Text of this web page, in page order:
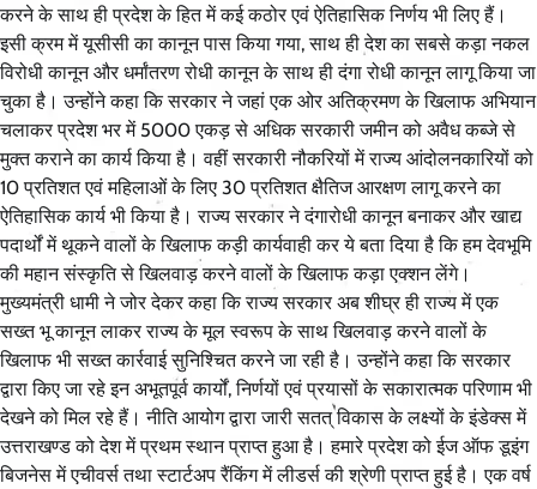
करने के साथ ही प्रदेश के हित में कई कठोर एवं ऐतिहासिक निर्णय भी लिए हैं।
इसी क्रम में यूसीसी का कानून पास किया गया, साथ ही देश का सबसे कड़ा नकल
विरोधी कानून और धर्मांतरण रोधी कानून के साथ ही दंगा रोधी कानून लागू किया जा
चुका है। उन्होंने कहा कि सरकार ने जहां एक ओर अतिक्रमण के खिलाफ अभियान
चलाकर प्रदेश भर में 5000 एकड़ से अधिक सरकारी जमीन को अवैध कब्जे से
मुक्त कराने का कार्य किया है। वहीं सरकारी नौकरियों में राज्य आंदोलनकारियों को
10 प्रतिशत एवं महिलाओं के लिए 30 प्रतिशत क्षैतिज आरक्षण लागू करने का
ऐतिहासिक कार्य भी किया है। राज्य सरकार ने दंगारोधी कानून बनाकर और खाद्य
पदार्थों में थूकने वालों के खिलाफ कड़ी कार्यवाही कर ये बता दिया है कि हम देवभूमि
की महान संस्कृति से खिलवाड़ करने वालों के खिलाफ कड़ा एक्शन लेंगे।
मुख्यमंत्री धामी ने जोर देकर कहा कि राज्य सरकार अब शीघ्र ही राज्य में एक
सख्त भू कानून लाकर राज्य के मूल स्वरूप के साथ खिलवाड़ करने वालों के
खिलाफ भी सख्त कार्रवाई सुनिश्चित करने जा रही है। उन्होंने कहा कि सरकार
द्वारा किए जा रहे इन अभूतपूर्व कार्यों, निर्णयों एवं प्रयासों के सकारात्मक परिणाम भी
देखने को मिल रहे हैं। नीति आयोग द्वारा जारी सतत् विकास के लक्ष्यों के इंडेक्स में
उत्तराखण्ड को देश में प्रथम स्थान प्राप्त हुआ है। हमारे प्रदेश को ईज ऑफ डूइंग
बिजनेस में एचीवर्स तथा स्टार्टअप रैंकिंग में लीडर्स की श्रेणी प्राप्त हुई है। एक वर्ष